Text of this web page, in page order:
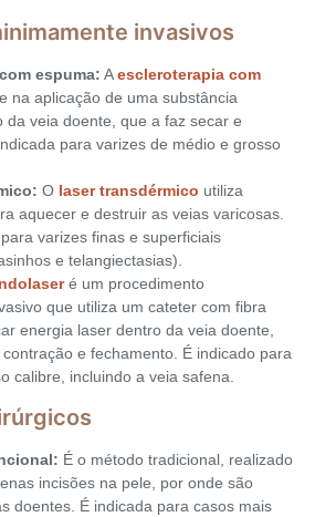
invasivos
espuma: Aescleroterapia com
na aplicação de uma substância
da veia doente, que a faz secar e
para varizes de médio e grosso
O laser transdérmico utiliza
aquecer e destruir as veias varicosas.
varizes finas e superficiais
e telangiectasias).
é um procedimento
que utiliza um cateter com fibra
energia laser dentro da veia doente,
e fechamento. É indicado para
calibre, incluindo a veia safena.
É o método tradicional, realizado
incisões na pele, por onde são
doentes. É indicada para casos mais